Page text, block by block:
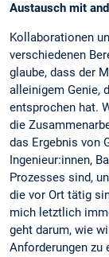
Austausch mit
Kollaborationen
verschiedenen
glaube, dass der
alleinigem Genie,
entsprochen hat.
die
das Ergebnis von
Ingenieur:innen,
Prozesses sind,
die vor Ort tätig
mich letztlich
geht darum, wie
Anforderungen zu